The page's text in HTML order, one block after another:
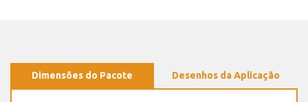
Dimensões do Pacote Desenhos da Aplicação